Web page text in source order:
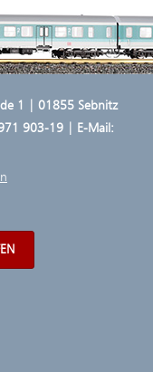
1 | 01855 Sebnitz
903-19 | E-Mail: